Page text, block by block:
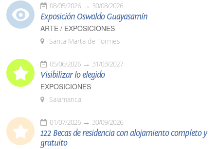
08/05/2026 30/08/2026
Exposición Oswaldo Guayasamín
ARTE / EXPOSICIONES
Santa Marta de Tormes
05/06/2026 31/03/2027
Visibilizar lo elegido
EXPOSICIONES
Salamanca
01/07/2026 30/09/2026
122 Becas de residencia con alojamiento completo y
gratuito